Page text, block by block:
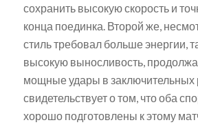
сохранить высокую скорость и
конца поединка. Второй же,
стиль требовал больше энергии,
высокую выносливость,
мощные удары в заключительных
свидетельствует о том, что оба
хорошо подготовлены к этому